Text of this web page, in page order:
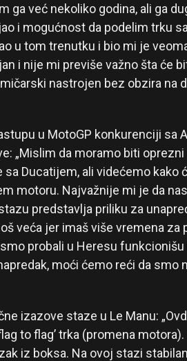
ga već nekoliko godina, ali ga
i mogućnost da podelim trku
u tom trenutku i bio mi je
i nije mi previše važno šta će
nastrojen bez obzira na
u MotoGP konkurenciji sa
„Mislim da moramo biti
sa Ducatijem, ali videćemo kako
motoru. Najvažnije mi je da
predstavlja priliku za
veća jer imaš više vremena za
probali u Heresu funkcionišu
moći ćemo reći da smo
izazove staze u Le Manu:
to flag’ trka (promena
iz boksa. Na ovoj stazi